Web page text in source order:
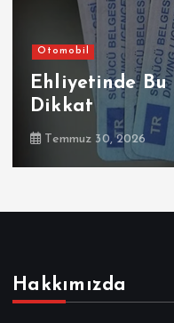
Otomobil
Ehliyetinde
Dikkat
Temmuz 30, 2026
Hakkımızda